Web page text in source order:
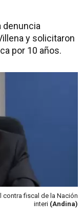
denuncia
y solicitaron
por 10 años.
fiscal de la Nación
interi (Andina)